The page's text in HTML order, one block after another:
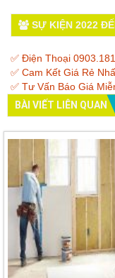
SỰ KIỆN 2022
✅ Điện Thoại
✅ Cam Kết Giá Rẻ
✅ Tư Vấn Báo Giá
BÀI VIẾT LIÊN QUAN